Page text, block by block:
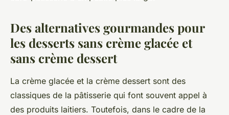
Des alternatives gourmandes pour
les desserts sans crème glacée et
sans crème dessert
La crème glacée et la crème dessert sont des
classiques de la pâtisserie qui font souvent appel à
des produits laitiers. Toutefois, dans le cadre de la